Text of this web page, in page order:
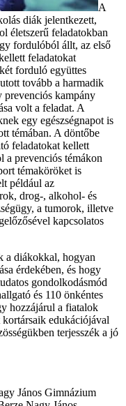
A
diák jelentkezett,
életszerű feladatokban
fordulóból állt, az első
feladatokat
forduló együttes
tovább a harmadik
prevenciós kampány
volt a feladat. A
egy egészségnapot is
témában. A döntőbe
feladatokat kellett
a prevenciós témákon
témaköröket is
például az
drog-, alkohol- és
a tumorok, illetve
kapcsolatos
a diákokkal, hogyan
érdekében, és hogy
gondolkodásmód
és 110 önkéntes
hozzájárul a fiatalok
kortársaik edukációjával
terjesszék a jó
János Gimnázium